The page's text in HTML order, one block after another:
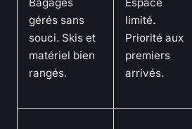
gérés sans
souci. Skis et
matériel bien
rangés.
limité.
Priorité aux
premiers
arrivés.